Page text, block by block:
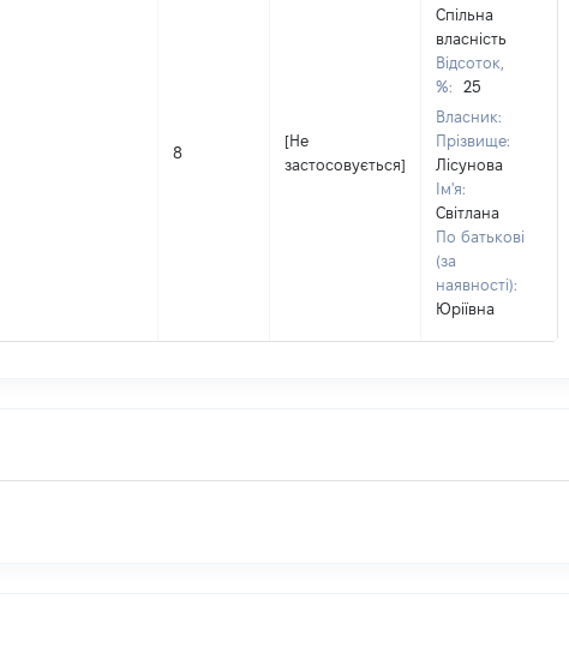
8
[Не
застосовується]
Спільна
власність
Відсоток,
%:
25
Власник:
Прізвище:
Лісунова
Ім'я:
Світлана
По батькові
(за
наявності):
Юріївна